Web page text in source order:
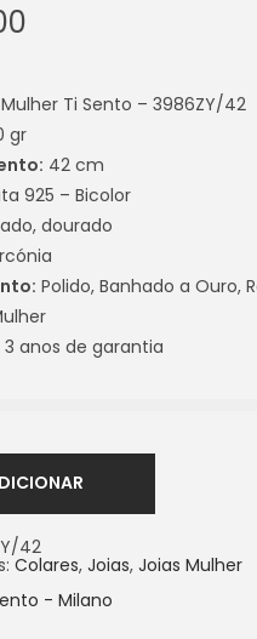
Ti Sento – 3986ZY/42
gr
42 cm
925 – Bicolor
dourado
Polido, Banhado a Ouro,
3 anos de garantia
42
Colares, Joias, Joias Mulher
- Milano